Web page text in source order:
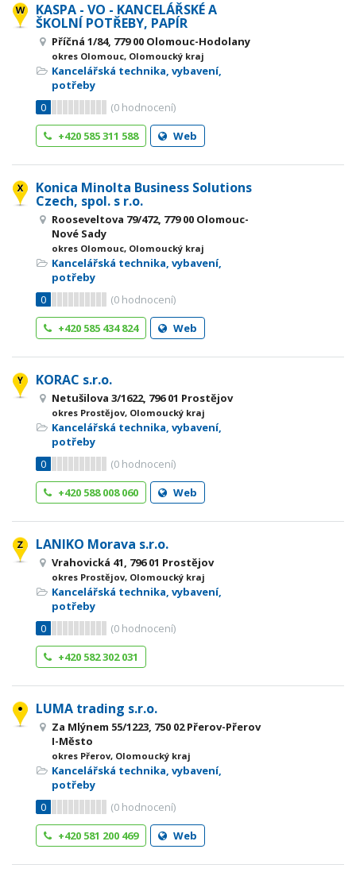
KASPA - VO - KANCELÁŘSKÉ A
ŠKOLNÍ POTŘEBY, PAPÍR
Příčná 1/84, 779 00 Olomouc-Hodolany
okres Olomouc, Olomoucký kraj
Kancelářská technika, vybavení,
potřeby
0
(0 hodnocení)
+420 585 311 588
Web
Konica Minolta Business Solutions
Czech, spol. s r.o.
Rooseveltova 79/472, 779 00 Olomouc-
Nové Sady
okres Olomouc, Olomoucký kraj
Kancelářská technika, vybavení,
potřeby
0
(0 hodnocení)
+420 585 434 824
Web
KORAC s.r.o.
Netušilova 3/1622, 796 01 Prostějov
okres Prostějov, Olomoucký kraj
Kancelářská technika, vybavení,
potřeby
0
(0 hodnocení)
+420 588 008 060
Web
LANIKO Morava s.r.o.
Vrahovická 41, 796 01 Prostějov
okres Prostějov, Olomoucký kraj
Kancelářská technika, vybavení,
potřeby
0
(0 hodnocení)
+420 582 302 031
LUMA trading s.r.o.
Za Mlýnem 55/1223, 750 02 Přerov-Přerov
I-Město
okres Přerov, Olomoucký kraj
Kancelářská technika, vybavení,
potřeby
0
(0 hodnocení)
+420 581 200 469
Web